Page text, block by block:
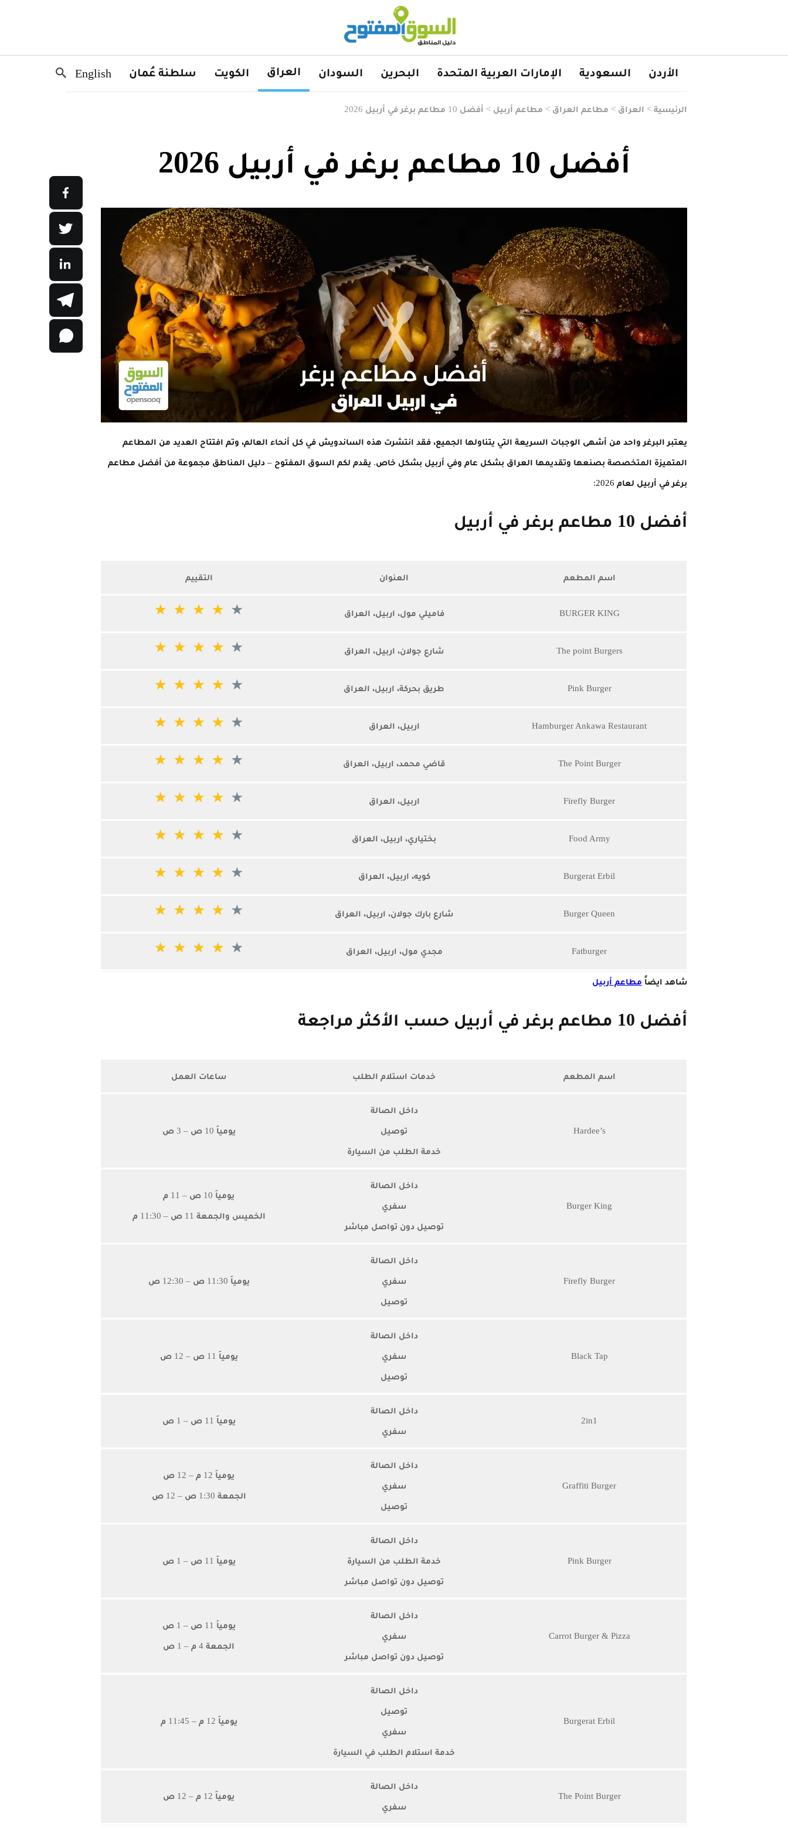
الأردن السعودية الإمارات العربية المتحدة البحرين السودان العراق الكويت سلطنة عُمان English
الرئيسية > العراق > مطاعم العراق > مطاعم أربيل > أفضل 10 مطاعم برغر في أربيل 2026
أفضل 10 مطاعم برغر في أربيل 2026
يعتبر البرغر واحد من أشهى الوجبات السريعة التي يتناولها الجميع، فقد انتشرت هذه الساندويش في كل أنحاء العالم، وتم افتتاح العديد من المطاعم
المتميزة المتخصصة بصنعها وتقديمها العراق بشكل عام وفي أربيل بشكل خاص. يقدم لكم السوق المفتوح – دليل المناطق مجموعة من أفضل مطاعم
برغر في أربيل لعام 2026:
أفضل 10 مطاعم برغر في أربيل
اسم المطعم العنوان التقييم
BURGER KING فاميلي مول، اربيل، العراق
The point Burgers شارع جولان، اربيل، العراق
Pink Burger طريق بحركة، اربيل، العراق
Hamburger Ankawa Restaurant اربيل، العراق
The Point Burger قاضي محمد، اربيل، العراق
Firefly Burger اربيل، العراق
Food Army بختياري، اربيل، العراق
Burgerat Erbil كويه، اربيل، العراق
Burger Queen شارع بارك جولان، اربيل، العراق
Fatburger مجدي مول، اربيل، العراق
شاهد ايضاً مطاعم أربيل
أفضل 10 مطاعم برغر في أربيل حسب الأكثر مراجعة
اسم المطعم خدمات استلام الطلب ساعات العمل
Hardee’s
داخل الصالة
توصيل
خدمة الطلب من السيارة
يومياَ 10 ص – 3 ص
Burger King
داخل الصالة
سفري
توصيل دون تواصل مباشر
يومياَ 10 ص – 11 م
الخميس والجمعة 11 ص – 11:30 م
Firefly Burger
داخل الصالة
سفري
توصيل
يومياَ 11:30 ص – 12:30 ص
Black Tap
داخل الصالة
سفري
توصيل
يومياَ 11 ص – 12 ص
2in1
داخل الصالة
سفري
يومياَ 11 ص – 1 ص
Graffiti Burger
داخل الصالة
سفري
توصيل
يومياَ 12 م – 12 ص
الجمعة 1:30 ص – 12 ص
Pink Burger
داخل الصالة
خدمة الطلب من السيارة
توصيل دون تواصل مباشر
يومياَ 11 ص – 1 ص
Carrot Burger & Pizza
داخل الصالة
سفري
توصيل دون تواصل مباشر
يومياَ 11 ص – 1 ص
الجمعة 4 م – 1 ص
Burgerat Erbil
داخل الصالة
توصيل
سفري
خدمة استلام الطلب في السيارة
يومياَ 12 م – 11:45 م
The Point Burger
داخل الصالة
سفري
يومياَ 12 م – 12 ص